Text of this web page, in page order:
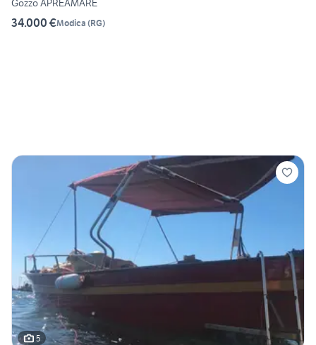
Gozzo APREAMARE
34.000 €Modica (RG)
5